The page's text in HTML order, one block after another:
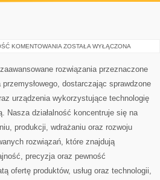
KOMENTOWANIA ENERGETYKA
ZOSTAŁA WYŁĄCZONA
rozwiązania przeznaczone
dostarczając sprawdzone
urządzenia wykorzystujące technologię
Nasza działalność koncentruje się na
produkcji, wdrażaniu oraz rozwoju
rozwiązań, które znajdują
precyzja oraz pewność
ofertę produktów, usług oraz technologii,